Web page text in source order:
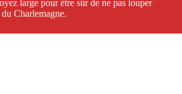
large pour être sûr de ne pas louper
Charlemagne.